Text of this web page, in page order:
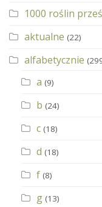
1000 roślin
aktualne (22)
alfabetycznie
a (9)
b (24)
c (18)
d (18)
f (8)
g (13)